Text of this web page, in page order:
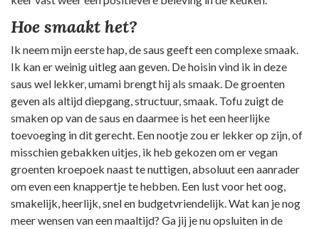
Hoe smaakt het?
Ik neem mijn eerste hap, de saus geeft een complexe smaak.
Ik kan er weinig uitleg aan geven. De hoisin vind ik in deze
saus wel lekker, umami brengt hij als smaak. De groenten
geven als altijd diepgang, structuur, smaak. Tofu zuigt de
smaken op van de saus en daarmee is het een heerlijke
toevoeging in dit gerecht. Een nootje zou er lekker op zijn, of
misschien gebakken uitjes, ik heb gekozen om er vegan
groenten kroepoek naast te nuttigen, absoluut een aanrader
om even een knappertje te hebben. Een lust voor het oog,
smakelijk, heerlijk, snel en budgetvriendelijk. Wat kan je nog
meer wensen van een maaltijd? Ga jij je nu opsluiten in de